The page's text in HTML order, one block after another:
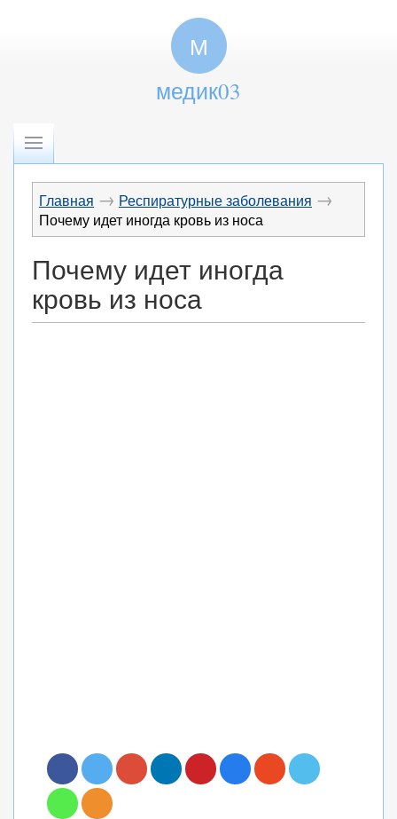
М
медик03
Главная → Респиратурные заболевания →
Почему идет иногда кровь из носа
Почему идет иногда
кровь из носа